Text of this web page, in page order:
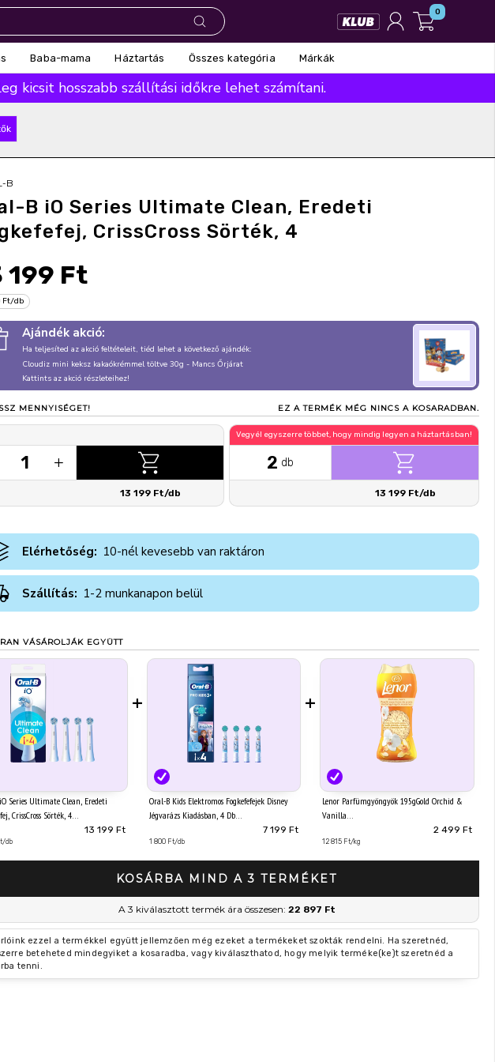
0
Baba-mama Háztartás Összes kategória Márkák
kicsit hosszabb szállítási időkre lehet számítani.
B
B iO Series Ultimate Clean, Eredeti
CrissCross Sörték, 4
199 Ft
Ft/db
Ajándék akció:
Ha teljesíted az akció feltételeit, tiéd lehet a következő ajándék:
Cloudiz mini keksz kakaókrémmel töltve 30g - Mancs Őrjárat
Kattints az akció részleteihez!
MENNYISÉGET! EZ A TERMÉK MÉG NINCS A KOSARADBAN.
1 +
13 199 Ft/db
Vegyél egyszerre többet, hogy mindig legyen a háztartásban!
2 db
13 199 Ft/db
Elérhetőség: 10-nél kevesebb van raktáron
Szállítás: 1-2 munkanapon belül
VÁSÁROLJÁK EGYÜTT
Series Ultimate Clean, Eredeti
CrissCross Sörték, 4
13 199 Ft
db
+
Oral-B Kids Elektromos Fogkefefejek Disney
Jégvarázs Kiadásban, 4 Db
7 199 Ft
1 800 Ft/db
+
Lenor Parfümgyöngyök 195gGold Orchid &
Vanilla
2 499 Ft
12 815 Ft/kg
KOSÁRBA MIND A 3 TERMÉKET
A 3 kiválasztott termék ára összesen: 22 897 Ft
ezzel a termékkel együtt jellemzően még ezeket a termékeket szokták rendelni. Ha szeretnéd,
beteheted mindegyiket a kosaradba, vagy kiválaszthatod, hogy melyik terméke(ke)t szeretnéd a
tenni.